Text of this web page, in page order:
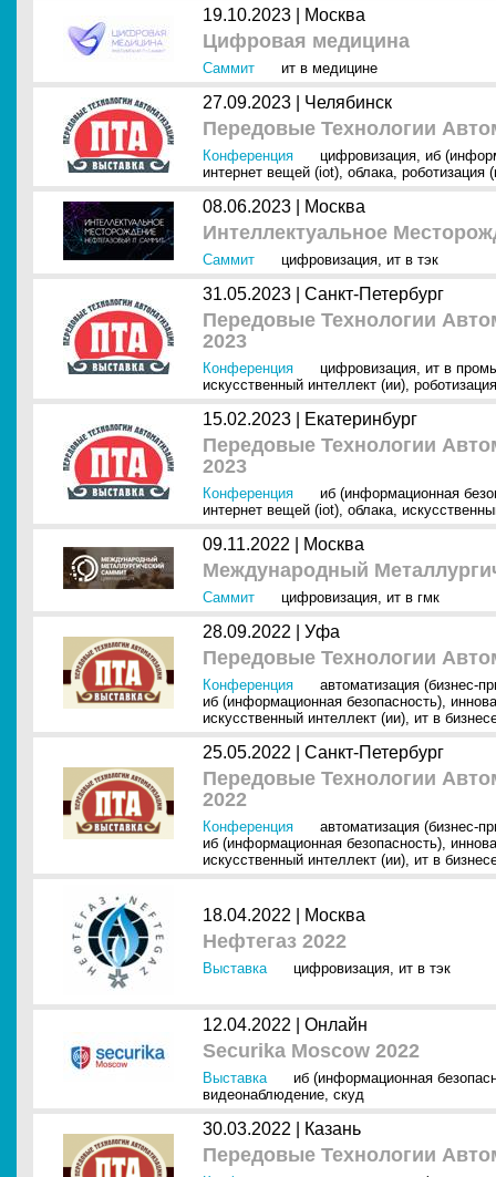
19.10.2023 | Москва
Цифровая медицина
Саммит ит в медицине
27.09.2023 | Челябинск
Передовые Технологии
Конференция цифровизация, иб
интернет вещей (iot), облака, роботизация
08.06.2023 | Москва
Интеллектуальное
Саммит цифровизация, ит в тэк
31.05.2023 | Санкт-Петербург
Передовые Технологии
2023
Конференция цифровизация, ит в
искусственный интеллект (ии),
15.02.2023 | Екатеринбург
Передовые Технологии
2023
Конференция
иб (информационная
интернет вещей (iot), облака,
09.11.2022 | Москва
Международный
Саммит цифровизация, ит в гмк
28.09.2022 | Уфа
Передовые Технологии
Конференция
автоматизация (бизнес-
иб (информационная безопасность),
искусственный интеллект (ии), ит в
25.05.2022 | Санкт-Петербург
Передовые Технологии
2022
Конференция
автоматизация (бизнес-
иб (информационная безопасность),
искусственный интеллект (ии), ит в
18.04.2022 | Москва
Нефтегаз 2022
Выставка цифровизация, ит в тэк
12.04.2022 | Онлайн
Securika Moscow 2022
Выставка
иб (информационная
видеонаблюдение, скуд
30.03.2022 | Казань
Передовые Технологии